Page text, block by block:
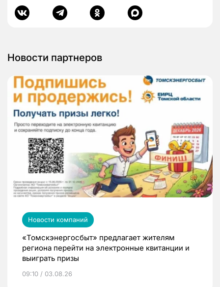
Новости партнеров
Новости компаний
«Томскэнергосбыт» предлагает жителям
региона перейти на электронные квитанции и
выиграть призы
09:10 / 03.08.26